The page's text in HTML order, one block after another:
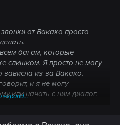
от Вакако просто
багам, которые
слишком. Я просто не могу
зависла из-за Вакако.
и я не могу
или начать с ним диалог.
expand...